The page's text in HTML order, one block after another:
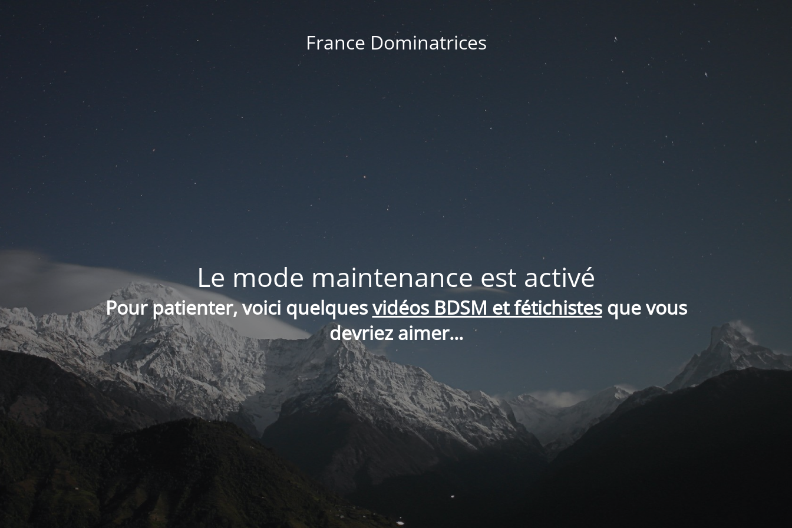
France Dominatrices
Le mode maintenance est activé
Pour patienter, voici quelquesvidéos BDSM et fétichistesque vous
devriez aimer...